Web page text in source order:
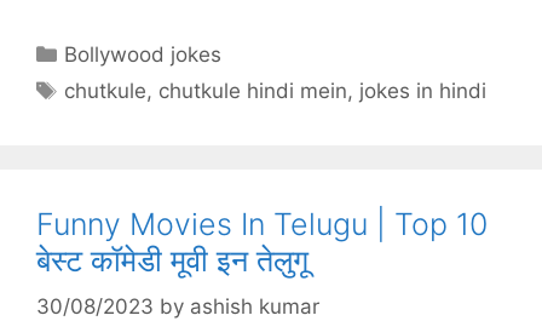
Categories
Bollywood jokes
Tags
chutkule, chutkule hindi mein, jokes in hindi
Funny Movies In Telugu | Top 10
बेस्ट कॉमेडी मूवी इन तेलुगू
30/08/2023 by ashish kumar